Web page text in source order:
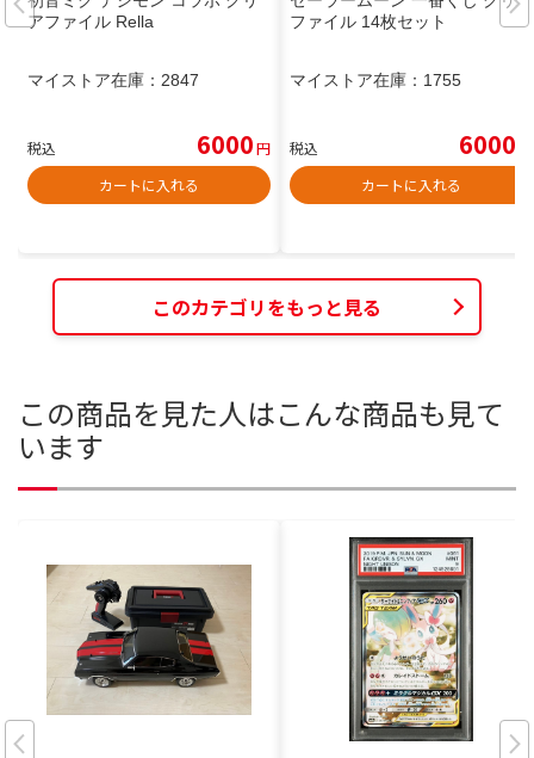
アファイル Rella
マイストア在庫： 2847
税込 6000円
カートに入れる
ファイル 14枚セット
マイストア在庫： 1755
税込 6000
カートに入れる
このカテゴリをもっと見る
この商品を見た人はこんな商品も見て
います